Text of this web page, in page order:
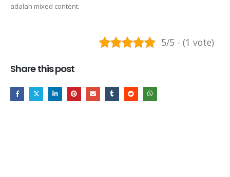
adalah mixed content.
5/5 - (1 vote)
Share this post